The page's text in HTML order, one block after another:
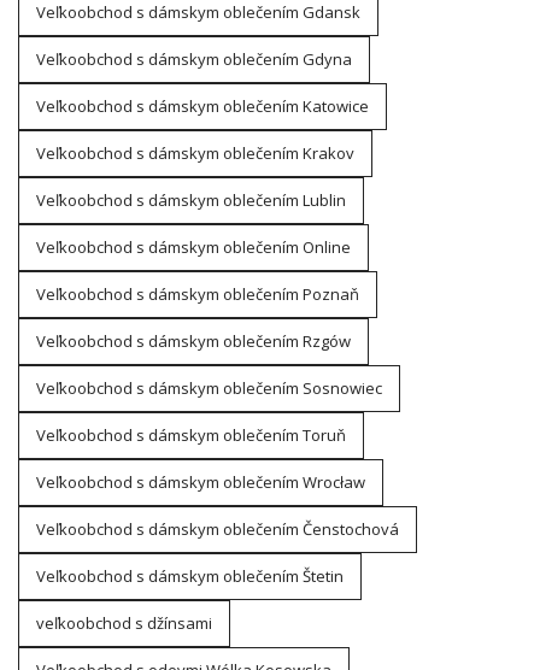
Veľkoobchod s dámskym oblečením Gdansk
Veľkoobchod s dámskym oblečením Gdyna
Veľkoobchod s dámskym oblečením Katowice
Veľkoobchod s dámskym oblečením Krakov
Veľkoobchod s dámskym oblečením Lublin
Veľkoobchod s dámskym oblečením Online
Veľkoobchod s dámskym oblečením Poznaň
Veľkoobchod s dámskym oblečením Rzgów
Veľkoobchod s dámskym oblečením Sosnowiec
Veľkoobchod s dámskym oblečením Toruň
Veľkoobchod s dámskym oblečením Wrocław
Veľkoobchod s dámskym oblečením Čenstochová
Veľkoobchod s dámskym oblečením Štetin
veľkoobchod s džínsami